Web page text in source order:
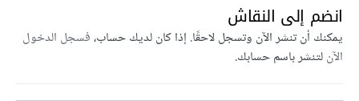
انضم إلى النقاش
يمكنك أن تنشر الآن وتسجل لاحقًا. إذا كان لديك حساب،فسجل الدخول
الآنلتنشر باسم حسابك.